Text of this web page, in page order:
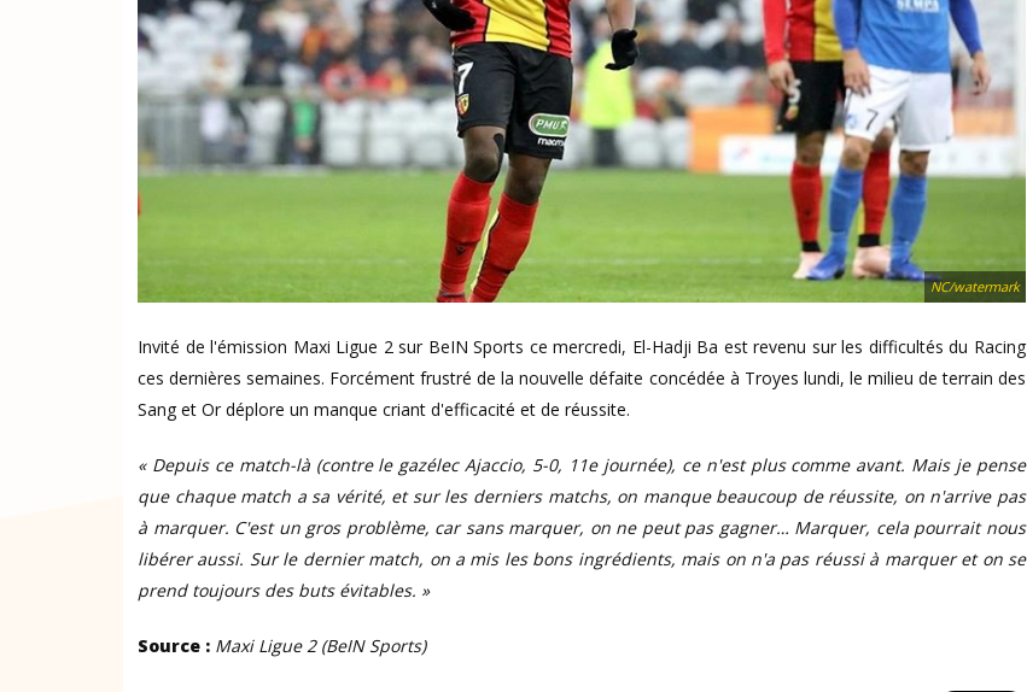
NC/watermark
Invité de l'émission Maxi Ligue 2 sur BeIN Sports ce mercredi, El-Hadji Ba est revenu sur les difficultés du Racing
ces dernières semaines. Forcément frustré de la nouvelle défaite concédée à Troyes lundi, le milieu de terrain des
Sang et Or déplore un manque criant d'efficacité et de réussite.
« Depuis ce match-là (contre le gazélec Ajaccio, 5-0, 11e journée), ce n'est plus comme avant. Mais je pense
que chaque match a sa vérité, et sur les derniers matchs, on manque beaucoup de réussite, on n'arrive pas
à marquer. C'est un gros problème, car sans marquer, on ne peut pas gagner… Marquer, cela pourrait nous
libérer aussi. Sur le dernier match, on a mis les bons ingrédients, mais on n'a pas réussi à marquer et on se
prend toujours des buts évitables. »
Source : Maxi Ligue 2 (BeIN Sports)